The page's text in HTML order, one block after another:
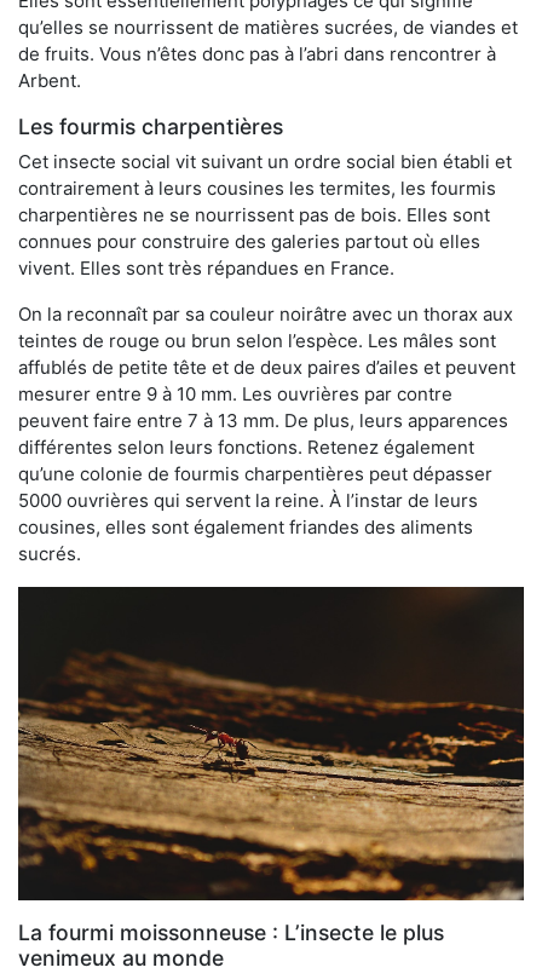
qu’elles se nourrissent de matières sucrées, de viandes et
de fruits. Vous n’êtes donc pas à l’abri dans rencontrer à
Arbent.
Les fourmis charpentières
Cet insecte social vit suivant un ordre social bien établi et
contrairement à leurs cousines les termites, les fourmis
charpentières ne se nourrissent pas de bois. Elles sont
connues pour construire des galeries partout où elles
vivent. Elles sont très répandues en France.
On la reconnaît par sa couleur noirâtre avec un thorax aux
teintes de rouge ou brun selon l’espèce. Les mâles sont
affublés de petite tête et de deux paires d’ailes et peuvent
mesurer entre 9 à 10 mm. Les ouvrières par contre
peuvent faire entre 7 à 13 mm. De plus, leurs apparences
différentes selon leurs fonctions. Retenez également
qu’une colonie de fourmis charpentières peut dépasser
5000 ouvrières qui servent la reine. À l’instar de leurs
cousines, elles sont également friandes des aliments
sucrés.
La fourmi moissonneuse : L’insecte le plus
venimeux au monde